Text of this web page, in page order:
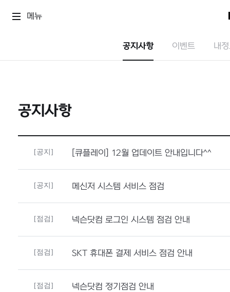
메뉴
공지사항 이벤트 내
공지사항
[공지] [큐플레이] 12월 업데이트 안내입니다^^
[공지] 메신저 시스템 서비스 점검
[점검] 넥슨닷컴 로그인 시스템 점검 안내
[점검] SKT 휴대폰 결제 서비스 점검 안내
[점검] 넥슨닷컴 정기점검 안내